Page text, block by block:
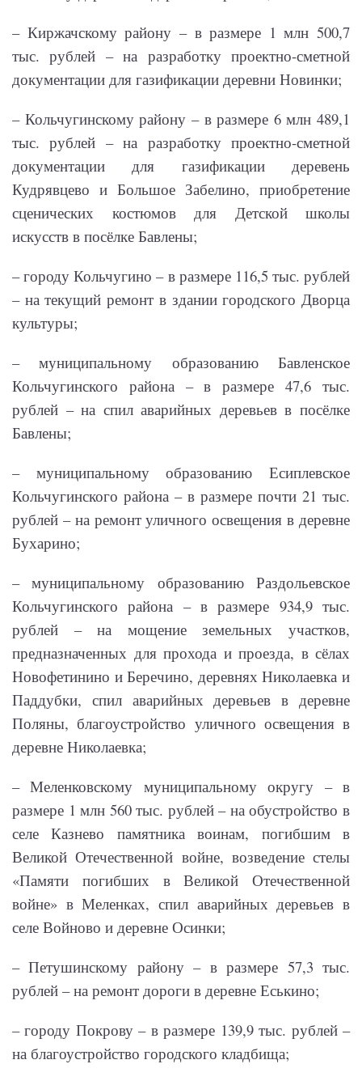
– Киржачскому району – в размере 1 млн 500,7
тыс. рублей – на разработку проектно-сметной
документации для газификации деревни Новинки;
– Кольчугинскому району – в размере 6 млн 489,1
тыс. рублей – на разработку проектно-сметной
документации для газификации деревень
Кудрявцево и Большое Забелино, приобретение
сценических костюмов для Детской школы
искусств в посёлке Бавлены;
– городу Кольчугино – в размере 116,5 тыс. рублей
– на текущий ремонт в здании городского Дворца
культуры;
– муниципальному образованию Бавленское
Кольчугинского района – в размере 47,6 тыс.
рублей – на спил аварийных деревьев в посёлке
Бавлены;
– муниципальному образованию Есиплевское
Кольчугинского района – в размере почти 21 тыс.
рублей – на ремонт уличного освещения в деревне
Бухарино;
– муниципальному образованию Раздольевское
Кольчугинского района – в размере 934,9 тыс.
рублей – на мощение земельных участков,
предназначенных для прохода и проезда, в сёлах
Новофетинино и Беречино, деревнях Николаевка и
Паддубки, спил аварийных деревьев в деревне
Поляны, благоустройство уличного освещения в
деревне Николаевка;
– Меленковскому муниципальному округу – в
размере 1 млн 560 тыс. рублей – на обустройство в
селе Казнево памятника воинам, погибшим в
Великой Отечественной войне, возведение стелы
«Памяти погибших в Великой Отечественной
войне» в Меленках, спил аварийных деревьев в
селе Войново и деревне Осинки;
– Петушинскому району – в размере 57,3 тыс.
рублей – на ремонт дороги в деревне Еськино;
– городу Покрову – в размере 139,9 тыс. рублей –
на благоустройство городского кладбища;